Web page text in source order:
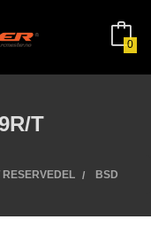
0
T
RESERVEDEL BSD